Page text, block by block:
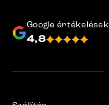
Google értékelések
4,8